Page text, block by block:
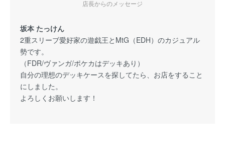
店長からのメッセージ
坂本 たっけん
2重スリーブ愛好家の遊戯王とMtG（EDH）のカジュアル
勢です。
（FDR/ヴァンガ/ポケカはデッキあり）
自分の理想のデッキケースを探してたら、お店をすること
にしました。
よろしくお願いします！